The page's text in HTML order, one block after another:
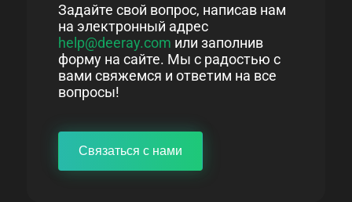
Задайте свой вопрос, написав нам
на электронный адрес
help@deeray.com или заполнив
форму на сайте. Мы с радостью с
вами свяжемся и ответим на все
вопросы!
Связаться с нами